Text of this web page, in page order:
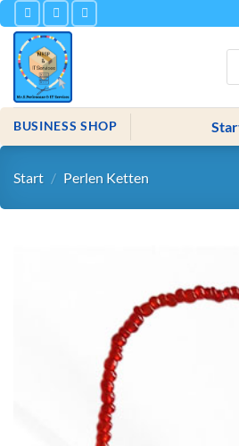
Zum
Inhalt
springen
BUSINESS SHOP
Start / Perlen Ketten